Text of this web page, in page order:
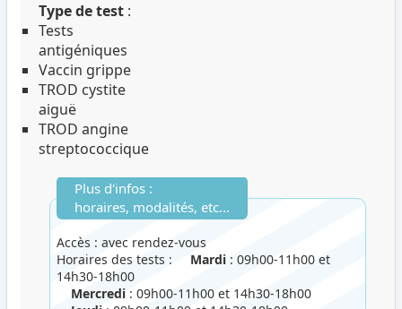
Type de test :
Tests
antigéniques
Vaccin grippe
TROD cystite
aiguë
TROD angine
streptococcique
Plus d'infos :
horaires, modalités, etc...
Accès : avec rendez-vous
Horaires des tests : Mardi : 09h00-11h00 et
14h30-18h00
Mercredi : 09h00-11h00 et 14h30-18h00